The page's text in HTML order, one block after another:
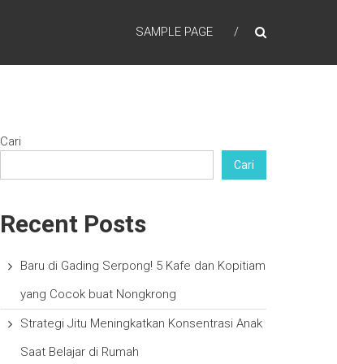
SAMPLE PAGE
Cari
Cari
Recent Posts
Baru di Gading Serpong! 5 Kafe dan Kopitiam
yang Cocok buat Nongkrong
Strategi Jitu Meningkatkan Konsentrasi Anak
Saat Belajar di Rumah